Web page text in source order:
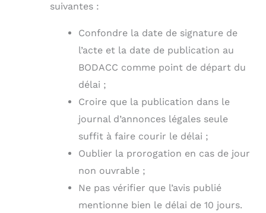
suivantes :
Confondre la date de signature de
l’acte et la date de publication au
BODACC comme point de départ du
délai ;
Croire que la publication dans le
journal d’annonces légales seule
suffit à faire courir le délai ;
Oublier la prorogation en cas de jour
non ouvrable ;
Ne pas vérifier que l’avis publié
mentionne bien le délai de 10 jours.